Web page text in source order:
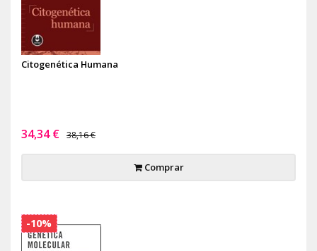
Citogenética Humana
34,34 € 38,16 €
Comprar
-10%